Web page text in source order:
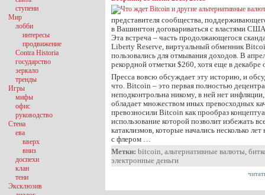
представителя сообщества,
в Вашингтон договариваться с властями
Эта встреча – часть продолжающегося
Liberty Reserve, виртуальный обменник
пользовались для отмывания доходов. В
рекордной отметки $260, хотя еще в декабре
Пресса вовсю обсуждает эту историю, и
что. Bitcoin – это первая полностью
неподконтрольна никому, в ней нет
обладает множеством иных превосходных
превозносили Bitcoin как прообраз
использование которой позволит избежать
катаклизмов, которые начались несколько
с флером …
Метки: bitcoin, альтернативные валюты,
электронные деньги
ступени
Мир
лобби
интересы
продвижение
Contra Historia
государство
зеркало
тренды
Игры
мифы
офис
руководство
Стена
ева
вверх
вниз
доспехи
клан
тени
Эксклюзив